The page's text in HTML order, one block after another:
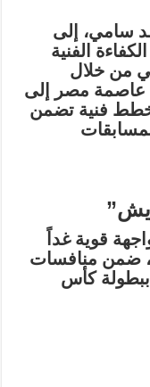
سامي، إلى
الفنية
من خلال
مصر
إلى
خطط فنية تضمن
قوية غداً
، ضمن منافسات
ببطولة كأس